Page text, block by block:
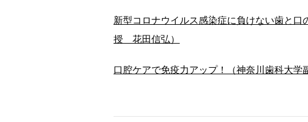
新型コロナウイルス感染症に負けない歯と
授 花田信弘）
口腔ケアで免疫力アップ！（神奈川歯科大学